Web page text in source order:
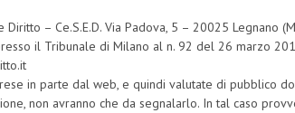
– Ce.S.E.D. Via Padova, 5 – 20025 Legnano
il Tribunale di Milano al n. 92 del 26 marzo
in parte dal web, e quindi valutate di pubblico
non avranno che da segnalarlo. In tal caso